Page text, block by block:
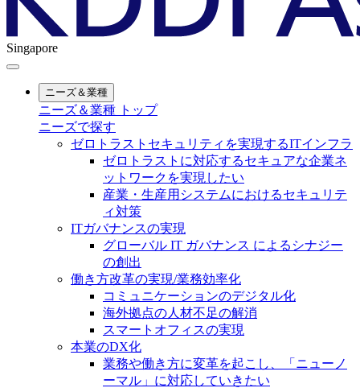
Singapore
ニーズ＆業種
ニーズ＆業種 トップ
ニーズで探す
ゼロトラストセキュリティを実現するITインフラ
ゼロトラストに対応するセキュアな企業ネ
ットワークを実現したい
産業・生産用システムにおけるセキュリテ
ィ対策
ITガバナンスの実現
グローバル IT ガバナンス によるシナジー
の創出
働き方改革の実現/業務効率化
コミュニケーションのデジタル化
海外拠点の人材不足の解消
スマートオフィスの実現
本業のDX化
業務や働き方に変革を起こし、「ニューノ
ーマル」に対応していきたい